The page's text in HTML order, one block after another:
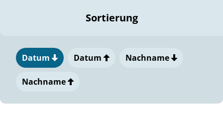
Sortierung
Datum Datum Nachname
Nachname